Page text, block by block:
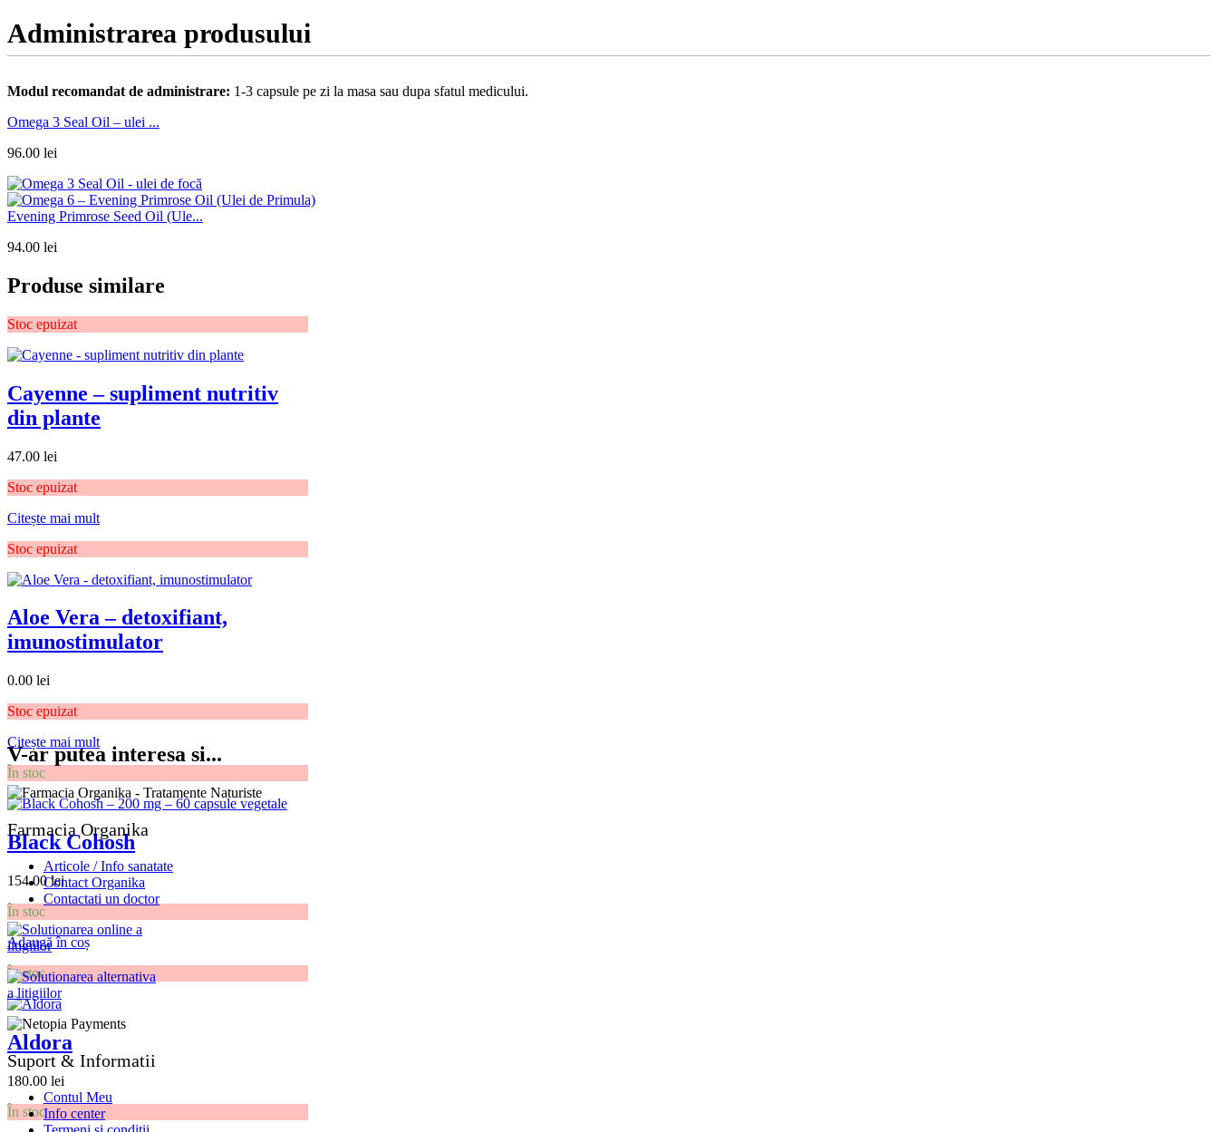
Administrarea produsului
Modul recomandat de administrare: 1-3 capsule pe zi la masa sau dupa sfatul medicului.
Omega 3 Seal Oil – ulei ...
96.00 lei
Evening Primrose Seed Oil (Ule...
94.00 lei
Produse similare
Stoc epuizat
Cayenne – supliment nutritiv
din plante
47.00 lei
Stoc epuizat
Citește mai mult
Stoc epuizat
Aloe Vera – detoxifiant,
imunostimulator
0.00 lei
Stoc epuizat
Citește mai mult
În stoc
Black Cohosh
154.00lei
În stoc
Adaugă în coș
În stoc
Aldora
180.00 lei
În stoc
V-ar putea interesa si...
Farmacia Organika
Articole / Info sanatate
Contact Organika
Contactati un doctor
Suport & Informatii
Contul Meu
Info center